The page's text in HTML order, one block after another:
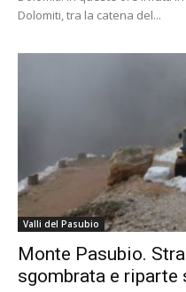
Dolomiti, tra la catena del...
Valli del Pasubio
Monte Pasubio.
sgombrata e riparte